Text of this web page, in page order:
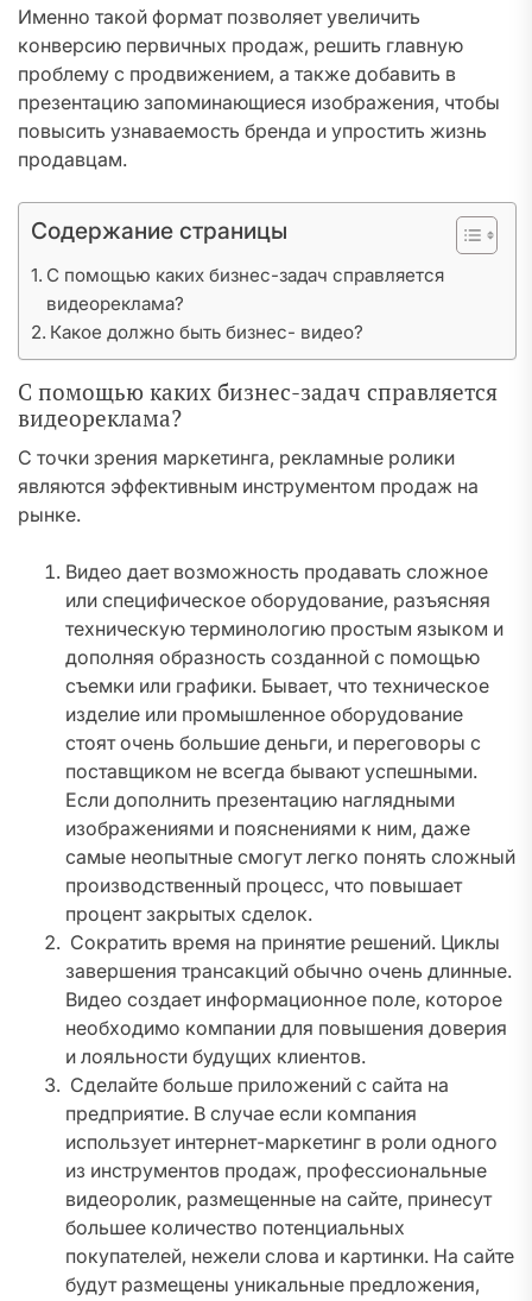
Именно такой формат позволяет увеличить
конверсию первичных продаж, решить главную
проблему с продвижением, а также добавить в
презентацию запоминающиеся изображения, чтобы
повысить узнаваемость бренда и упростить жизнь
продавцам.
Содержание страницы
С помощью каких бизнес-задач справляется
видеореклама?
Какое должно быть бизнес- видео?
С помощью каких бизнес-задач справляется
видеореклама?
С точки зрения маркетинга, рекламные ролики
являются эффективным инструментом продаж на
рынке.
Видео дает возможность продавать сложное
или специфическое оборудование, разъясняя
техническую терминологию простым языком и
дополняя образность созданной с помощью
съемки или графики. Бывает, что техническое
изделие или промышленное оборудование
стоят очень большие деньги, и переговоры с
поставщиком не всегда бывают успешными.
Если дополнить презентацию наглядными
изображениями и пояснениями к ним, даже
самые неопытные смогут легко понять сложный
производственный процесс, что повышает
процент закрытых сделок.
Сократить время на принятие решений. Циклы
завершения трансакций обычно очень длинные.
Видео создает информационное поле, которое
необходимо компании для повышения доверия
и лояльности будущих клиентов.
Сделайте больше приложений с сайта на
предприятие. В случае если компания
использует интернет-маркетинг в роли одного
из инструментов продаж, профессиональные
видеоролик, размещенные на сайте, принесут
большее количество потенциальных
покупателей, нежели слова и картинки. На сайте
будут размещены уникальные предложения,